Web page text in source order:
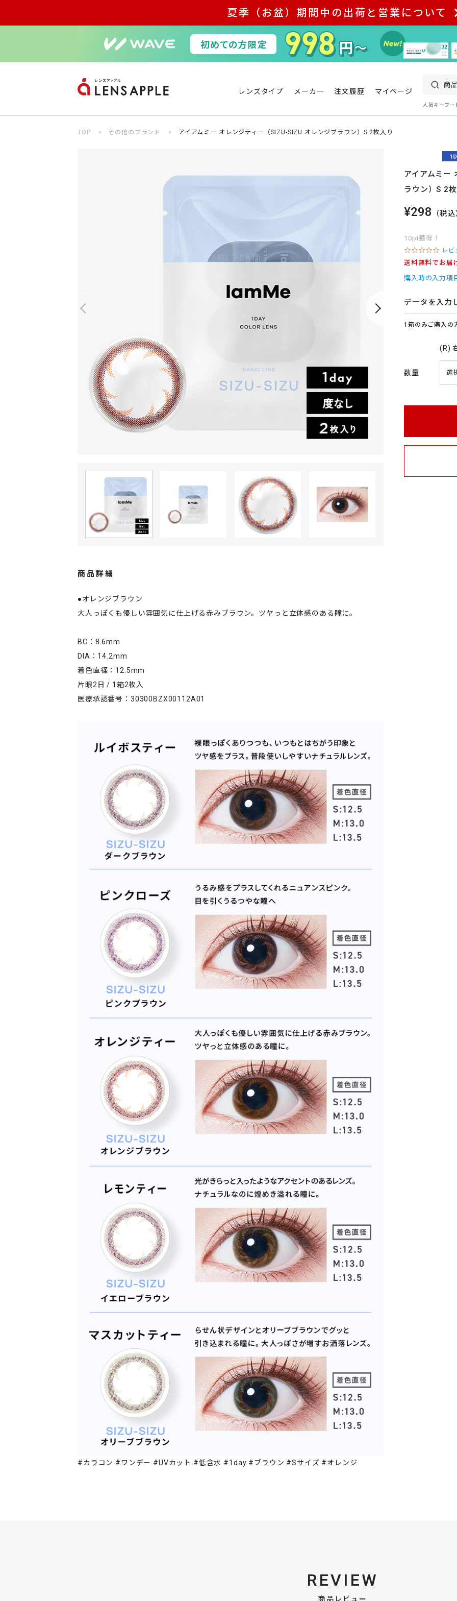
夏季（お盆）期間中の出荷と営業について
レンズタイプ メーカー 注文履歴 マイページ
人気キーワー
TOP その他のブランド アイアムミー オレンジティー（SIZU-SIZU オレンジブラウン）S 2枚入り
商品詳細
●オレンジブラウン
大人っぽくも優しい雰囲気に仕上げる赤みブラウン。ツヤっと立体感のある瞳に。
BC：8.6mm
DIA：14.2mm
着色直径：12.5mm
片眼2日 / 1箱2枚入
医療承認番号：30300BZX00112A01
#カラコン #ワンデー #UVカット #低含水 #1day #ブラウン #Sサイズ #オレンジ
アイアムミー
ラウン）S 2
¥298 （税込
10pt獲得！
0
.
0
s
r
r
a
t
n
g
レビ
送料無料でお届
購入時の入力項
データを入力
1箱のみご購入の
(R)
数量
REVIEW
商品レビュー